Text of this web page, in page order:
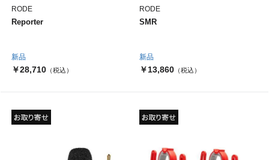
新品
RODE
Reporter
￥28,710 （税込）
新品
RODE
SMR
￥13,860（税込）